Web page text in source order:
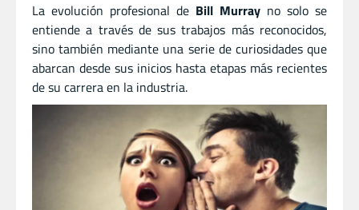
La evolución profesional de Bill Murray no solo se
entiende a través de sus trabajos más reconocidos,
sino también mediante una serie de curiosidades que
abarcan desde sus inicios hasta etapas más recientes
de su carrera en la industria.